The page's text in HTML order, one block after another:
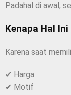
Padahal di awal,
Kenapa Hal
Karena saat
✔ Harga
✔ Motif